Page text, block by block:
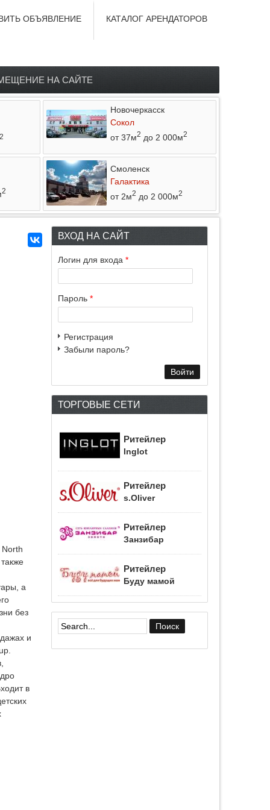
КАТАЛОГ АРЕНДАТОРОВ
ОБЪЯВЛЕНИЕ
НА САЙТЕ
2
Новочеркасск
Сокол
от 37м2 до 2 000м2
2
Смоленск
Галактика
от 2м2 до 2 000м2
а
без
и
в
ВХОД НА САЙТ
Логин для входа *
Пароль *
Регистрация
Забыли пароль?
ТОРГОВЫЕ СЕТИ
Ритейлер
Inglot
Ритейлер
s.Oliver
Ритейлер
Занзибар
Ритейлер
Буду мамой
Форма поиска